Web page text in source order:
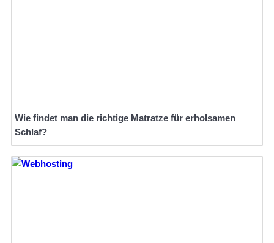
Wie findet man die richtige Matratze für erholsamen
Schlaf?